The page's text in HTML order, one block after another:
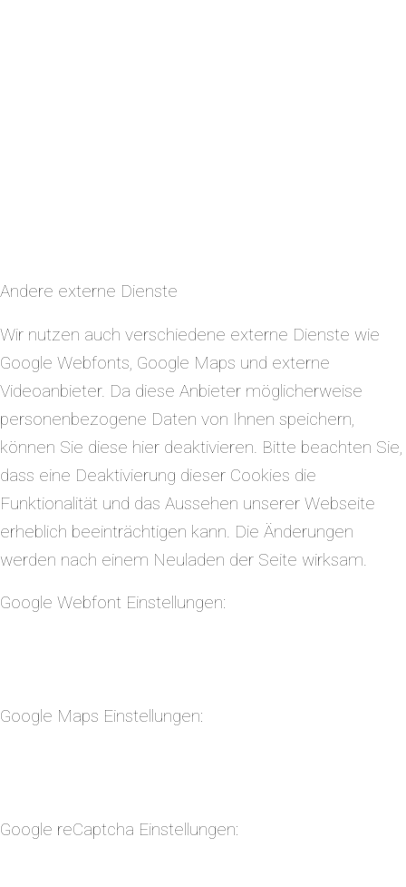
Andere externe Dienste
Wir nutzen auch verschiedene externe Dienste wie
Google Webfonts, Google Maps und externe
Videoanbieter. Da diese Anbieter möglicherweise
personenbezogene Daten von Ihnen speichern,
können Sie diese hier deaktivieren. Bitte beachten Sie,
dass eine Deaktivierung dieser Cookies die
Funktionalität und das Aussehen unserer Webseite
erheblich beeinträchtigen kann. Die Änderungen
werden nach einem Neuladen der Seite wirksam.
Google Webfont Einstellungen:
Google Maps Einstellungen:
Google reCaptcha Einstellungen: